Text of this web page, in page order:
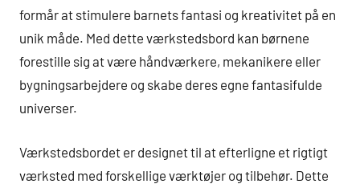
formår at stimulere barnets fantasi og kreativitet på en
unik måde. Med dette værkstedsbord kan børnene
forestille sig at være håndværkere, mekanikere eller
bygningsarbejdere og skabe deres egne fantasifulde
universer.
Værkstedsbordet er designet til at efterligne et rigtigt
værksted med forskellige værktøjer og tilbehør. Dette